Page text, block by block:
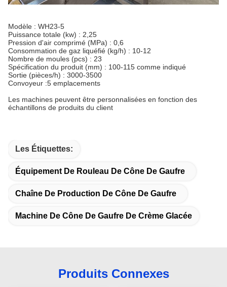
Modèle : WH23-5
Puissance totale (kw) : 2,25
Pression d'air comprimé (MPa) : 0,6
Consommation de gaz liquéfié (kg/h) : 10-12
Nombre de moules (pcs) : 23
Spécification du produit (mm) : 100-115 comme indiqué
Sortie (pièces/h) : 3000-3500
Convoyeur :5 emplacements
Les machines peuvent être personnalisées en fonction des
échantillons de produits du client
Les Étiquettes:
Équipement De Rouleau De Cône De Gaufre
Chaîne De Production De Cône De Gaufre
Machine De Cône De Gaufre De Crème Glacée
Produits Connexes